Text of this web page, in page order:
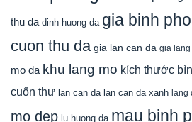
thu da dinh huong da gia binh
cuon thu da gia lan can da gia lang
mo da khu lang mo kích thước
cuốn thư lan can da lan can da xanh lang
mo dep lu huong da mau binh